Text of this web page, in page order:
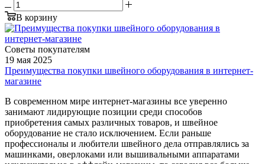
В корзину
Советы покупателям
19 мая 2025
Преимущества покупки швейного оборудования в интернет-
магазине
В современном мире интернет-магазины все уверенно
занимают лидирующие позиции среди способов
приобретения самых различных товаров, и швейное
оборудование не стало исключением. Если раньше
профессионалы и любители швейного дела отправлялись за
машинками, оверлоками или вышивальными аппаратами